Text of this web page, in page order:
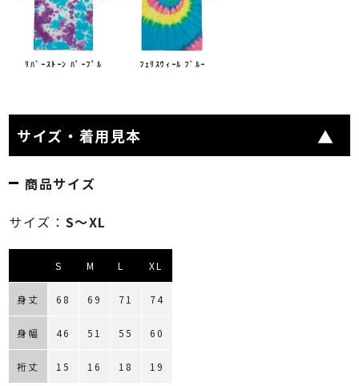
ﾘﾊﾞｰｽﾄｰﾝ ﾊﾟｰﾌﾟﾙ ﾌｪﾘｽｳｨｰﾙ ﾌﾞﾙｰ
サイズ・着用見本
商品サイズ
サイズ： S～XL
S M L XL
身丈 68 69 71 74
身幅 46 51 55 60
裄丈 15 16 18 19